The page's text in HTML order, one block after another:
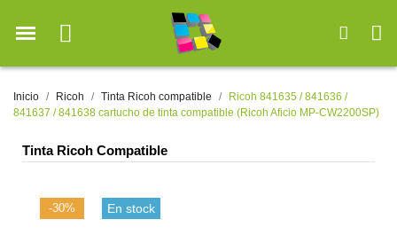
Inicio Ricoh Tinta Ricoh compatible
Ricoh 841635 / 841636 /
841637 / 841638 cartucho de tinta compatible (Ricoh Aficio MP-CW2200SP)
Tinta Ricoh Compatible
-30% En stock